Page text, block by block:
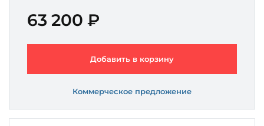
63 200 ₽
Добавить в корзину
Коммерческое предложение